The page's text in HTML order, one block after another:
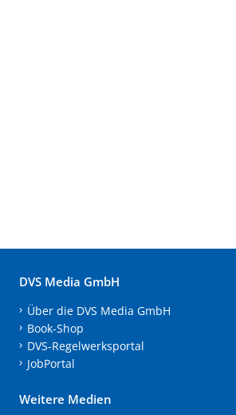
DVS Media GmbH
Über die DVS Media GmbH
Book-Shop
DVS-Regelwerksportal
JobPortal
Weitere Medien